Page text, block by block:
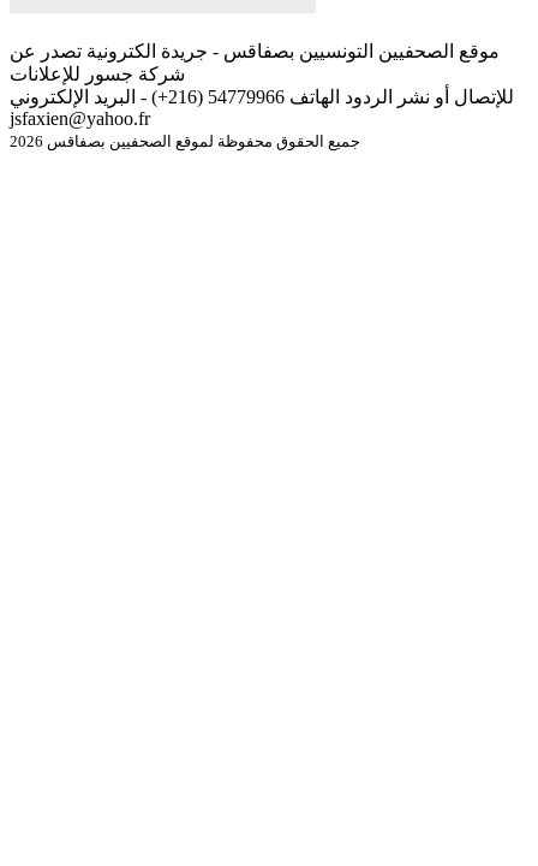
موقع الصحفيين التونسيين بصفاقس - جريدة الكترونية تصدر عن
شركة جسور للإعلانات
للإتصال أو نشر الردود الهاتف 54779966 (216+) - البريد الإلكتروني
jsfaxien@yahoo.fr
جميع الحقوق محفوظة لموقع الصحفيين بصفاقس 2026